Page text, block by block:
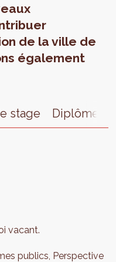
de la ville de
également
stage Diplôme
vacant.
publics, Perspective